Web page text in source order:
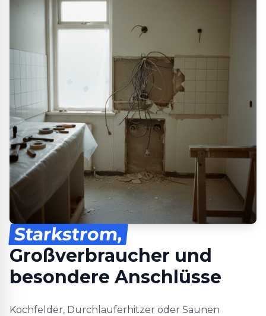
Starkstrom,
Großverbraucher und
besondere Anschlüsse
Kochfelder, Durchlauferhitzer oder Saunen